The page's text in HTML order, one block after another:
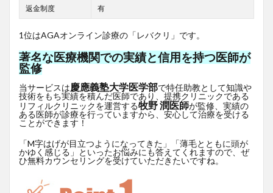
返金制度 有
1位はAGAオンライン診療の「レバクリ」です。
著名な医療機関での実績と信用を持つ医師が
監修
当サービスは慶應義塾大学医学部で特任助教として知識や
技術をもち実績を積んだ医師であり、提携クリニックである
リフィルクリニックを運営する牧野 潤医師が監修、実績の
ある医師が診療を行っていますから、安心して治療を受ける
ことができます！
「M字はげが目立つようになってきた」「薄毛とともに頭が
かゆく感じる」といったお悩みにも答えてくれますので、ぜ
ひ無料カウンセリングを受けていただきたいですね。